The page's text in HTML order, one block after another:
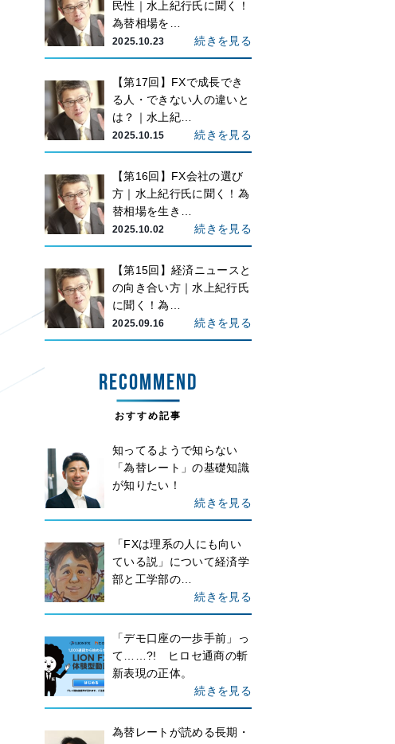
民性｜水上紀行氏に聞く！
為替相場を…
2025.10.23 続きを見る
【第17回】FXで成長でき
る人・できない人の違いと
は？｜水上紀…
2025.10.15 続きを見る
【第16回】FX会社の選び
方｜水上紀行氏に聞く！為
替相場を生き…
2025.10.02 続きを見る
【第15回】経済ニュースと
の向き合い方｜水上紀行氏
に聞く！為…
2025.09.16 続きを見る
RECOMMEND
おすすめ記事
知ってるようで知らない
「為替レート」の基礎知識
が知りたい！
続きを見る
「FXは理系の人にも向い
ている説」について経済学
部と工学部の…
続きを見る
「デモ口座の一歩手前」っ
て……?! ヒロセ通商の斬
新表現の正体。
続きを見る
為替レートが読める長期・